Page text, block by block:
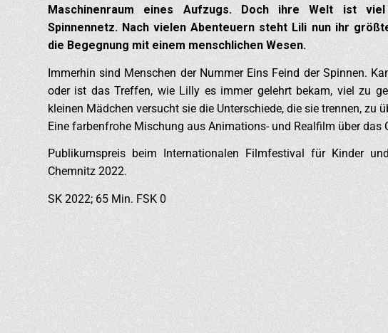
Maschinenraum eines Aufzugs. Doch ihre Welt ist
Spinnennetz. Nach vielen Abenteuern steht Lili nun ihr
die Begegnung mit einem menschlichen Wesen.
Immerhin sind Menschen der Nummer Eins Feind der Spinnen.
oder ist das Treffen, wie Lilly es immer gelehrt bekam, viel zu
kleinen Mädchen versucht sie die Unterschiede, die sie trennen, zu
Eine farbenfrohe Mischung aus Animations- und Realfilm über das
Publikumspreis beim Internationalen Filmfestival für Kinder
Chemnitz 2022.
SK 2022; 65 Min. FSK 0